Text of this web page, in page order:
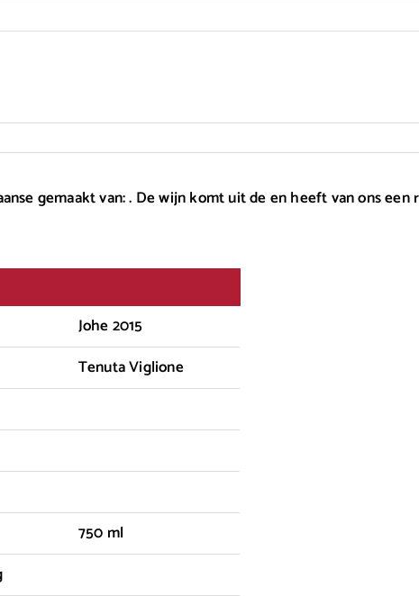
gemaakt van: . De wijn komt uit de en heeft van ons
Johe 2015
Tenuta Viglione
750 ml